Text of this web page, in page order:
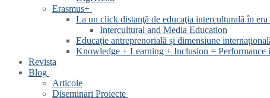
Erasmus+
La un click distanţă de educaţia interculturală în era
Intercultural and Media Education
Educație antreprenorială și dimensiune
Knowledge + Learning + Inclusion = Performance
Revista
Blog
Articole
Diseminari Proiecte